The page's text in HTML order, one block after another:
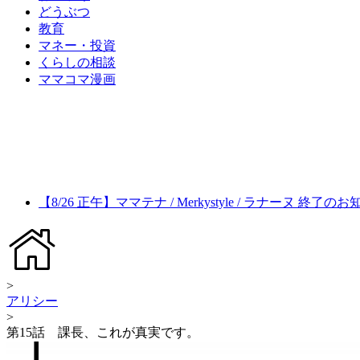
どうぶつ
教育
マネー・投資
くらしの相談
ママコマ漫画
【8/26 正午】ママテナ / Merkystyle / ラナーヌ 終了のお
>
アリシー
>
第15話 課長、これが真実です。